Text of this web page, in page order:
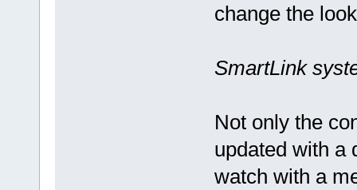
change the
SmartLink
Not only the
updated with a
watch with a